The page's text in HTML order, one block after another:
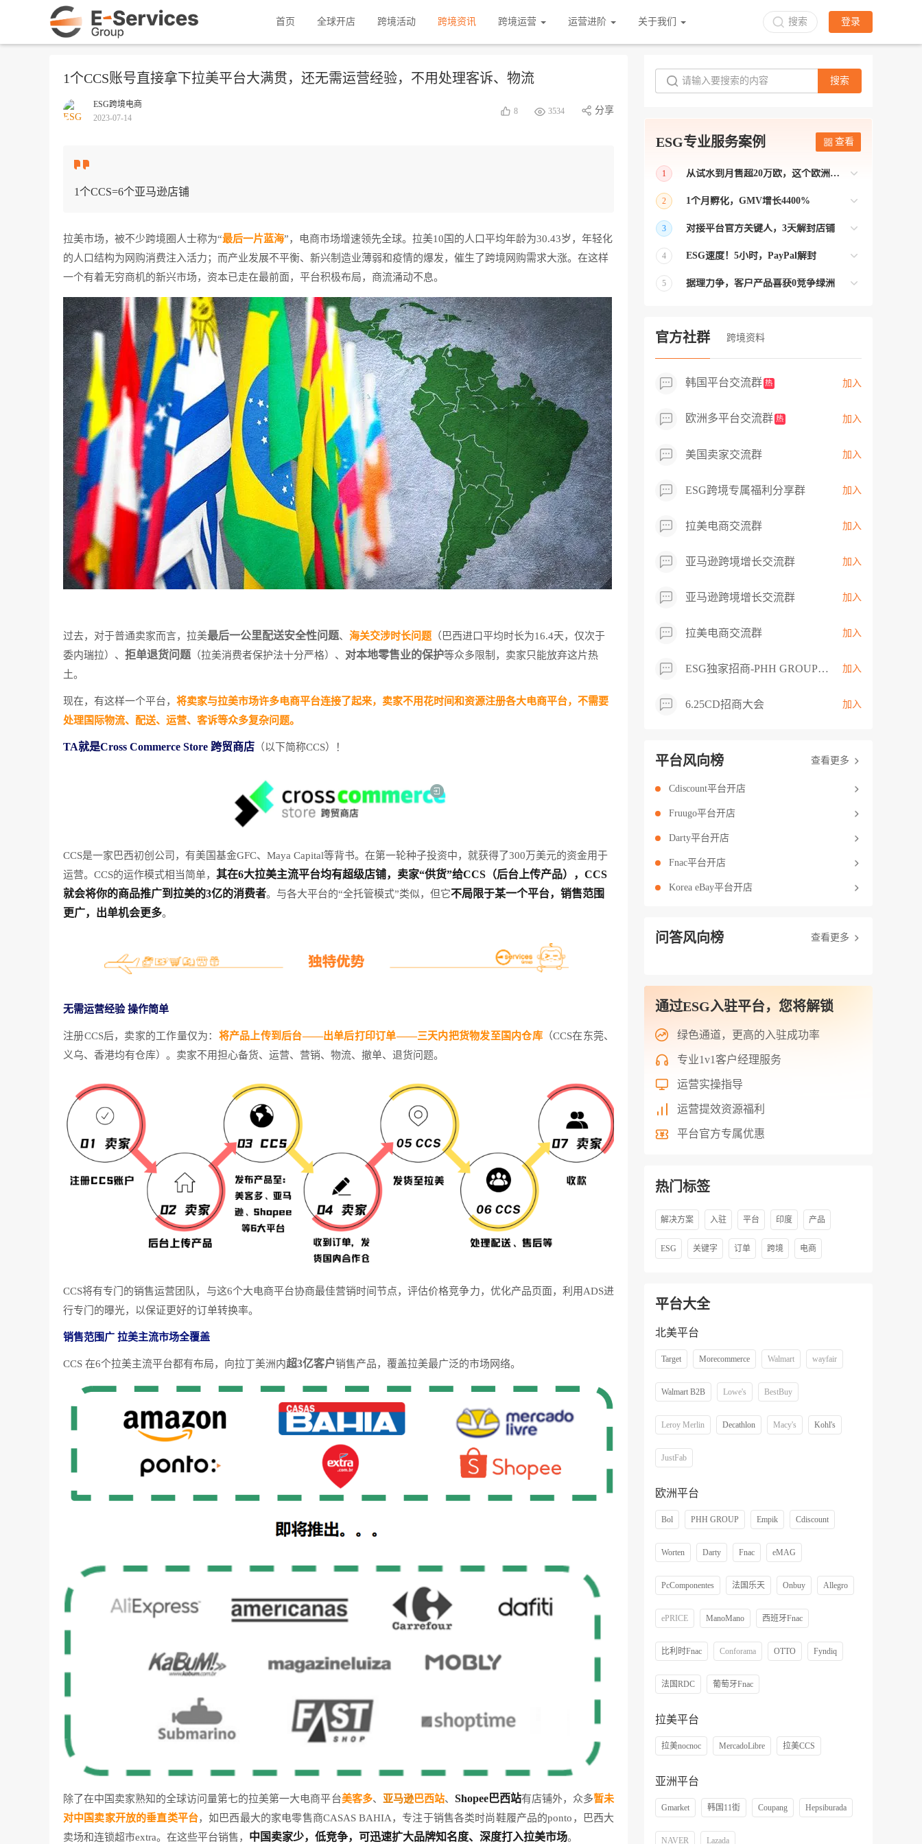
首页 全球开店 跨境活动 跨境资讯 跨境运营 运营进阶 关于我们 搜索 登录
1个CCS账号直接拿下拉美平台大满贯，还无需运营经验，不用处理客诉、物流
ESG跨境电商
2023-07-14
8 3534 分享
1个CCS=6个亚马逊店铺
拉美市场，被不少跨境圈人士称为“最后一片蓝海”，电商市场增速领先全球。拉美10国的人口平均年龄为30.43岁，年轻化
的人口结构为网购消费注入活力；而产业发展不平衡、新兴制造业薄弱和疫情的爆发，催生了跨境网购需求大涨。在这样
一个有着无穷商机的新兴市场，资本已走在最前面，平台积极布局，商流涌动不息。
过去，对于普通卖家而言，拉美最后一公里配送安全性问题、 海关交涉时长问题 （巴西进口平均时长为16.4天，仅次于
委内瑞拉）、 拒单退货问题 （拉美消费者保护法十分严格）、 对本地零售业的保护等众多限制，卖家只能放弃这片热
土。
现在，有这样一个平台， 将卖家与拉美市场许多电商平台连接了起来，卖家不用花时间和资源注册各大电商平台，不需要
处理国际物流、配送、运营、客诉等众多复杂问题。
TA就是Cross Commerce Store 跨贸商店 （以下简称CCS）！
CCS是一家巴西初创公司，有美国基金GFC、Maya Capital等背书。在第一轮种子投资中，就获得了300万美元的资金用于
运营。CCS的运作模式相当简单， 其在6大拉美主流平台均有超级店铺，卖家“供货”给CCS（后台上传产品），CCS
就会将你的商品推广到拉美的3亿的消费者。与各大平台的“全托管模式”类似，但它不局限于某一个平台，销售范围
更广，出单机会更多。
无需运营经验 操作简单
注册CCS后，卖家的工作量仅为： 将产品上传到后台——出单后打印订单——三天内把货物发至国内仓库（CCS在东莞、
义乌、香港均有仓库）。卖家不用担心备货、运营、营销、物流、撤单、退货问题。
CCS将有专门的销售运营团队，与这6个大电商平台协商最佳营销时间节点，评估价格竞争力，优化产品页面，利用ADS进
行专门的曝光，以保证更好的订单转换率。
销售范围广 拉美主流市场全覆盖
CCS 在6个拉美主流平台都有布局，向拉丁美洲内超3亿客户销售产品，覆盖拉美最广泛的市场网络。
除了在中国卖家熟知的全球访问量第七的拉美第一大电商平台美客多、 亚马逊巴西站、 Shopee巴西站有店铺外，众多暂未
对中国卖家开放的垂直类平台，如巴西最大的家电零售商CASAS BAHIA，专注于销售各类时尚鞋履产品的ponto，巴西大
卖场和连锁超市extra。在这些平台销售， 中国卖家少，低竞争，可迅速扩大品牌知名度、深度打入拉美市场。
搜索
ESG专业服务案例 查看
1
从试水到月售超20万欧，这个欧洲本土平台被低估了
2
1个月孵化，GMV增长4400%
业】 >> Gmarket卖家店铺经过ESG跨境客
3
对接平台官方关键人，3天解封店铺
跨境帮我解决了韩国平台店铺异常问题
4
ESG速度！5小时，PayPal解封
ESG拥有Paypal支付和Onbuy平台双绿通道
5
据理力争，客户产品喜获0竞争绿洲
取机会，卖家成功上架市场热卖而平台稀
缺产品，拓展了西班牙新商机！
官方社群 跨境资料
韩国平台交流群 热 加入
欧洲多平台交流群 热 加入
美国卖家交流群 加入
ESG跨境专属福利分享群 加入
拉美电商交流群 加入
亚马逊跨境增长交流群 加入
亚马逊跨境增长交流群 加入
拉美电商交流群 加入
ESG独家招商-PHH GROUP卖家交流群 加入
6.25CD招商大会 加入
平台风向榜 查看更多
Cdiscount平台开店
Fruugo平台开店
Darty平台开店
Fnac平台开店
Korea eBay平台开店
问答风向榜 查看更多
通过ESG入驻平台，您将解锁
绿色通道，更高的入驻成功率
专业1v1客户经理服务
运营实操指导
运营提效资源福利
平台官方专属优惠
热门标签
解决方案 入驻 平台 印度 产品
ESG 关键字 订单 跨境 电商
平台大全
北美平台
Target Morecommerce Walmart wayfair
Walmart B2B Lowe's BestBuy
Leroy Merlin Decathlon Macy's Kohl's
JustFab
欧洲平台
Bol PHH GROUP Empik Cdiscount
Worten Darty Fnac eMAG
PcComponentes 法国乐天 Onbuy Allegro
ePRICE ManoMano 西班牙Fnac
比利时Fnac Conforama OTTO Fyndiq
法国RDC 葡萄牙Fnac
拉美平台
拉美nocnoc MercadoLibre 拉美CCS
亚洲平台
Gmarket 韩国11街 Coupang Hepsiburada
NAVER Lazada